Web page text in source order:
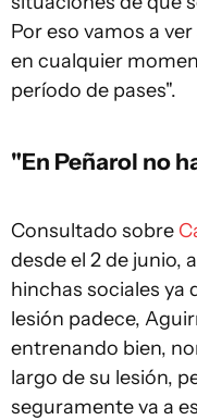
Por eso vamos a
en cualquier
período de pases".
"En Peñarol no
Consultado sobre
desde el 2 de junio,
hinchas sociales ya
lesión padece,
entrenando bien,
largo de su lesión,
seguramente va a